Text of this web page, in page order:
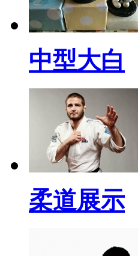
中型大白
柔道展示